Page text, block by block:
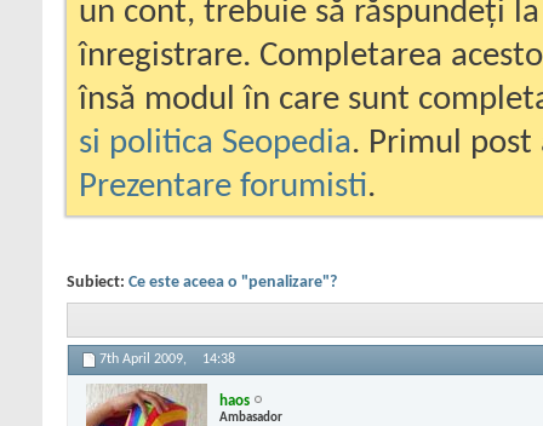
un cont, trebuie să răspundeți
înregistrare. Completarea
însă modul în care sunt
si politica Seopedia. Primul
Prezentare forumisti.
Subiect: Ce este aceea o "penalizare"?
7th April 2009, 14:38
haos
Ambasador